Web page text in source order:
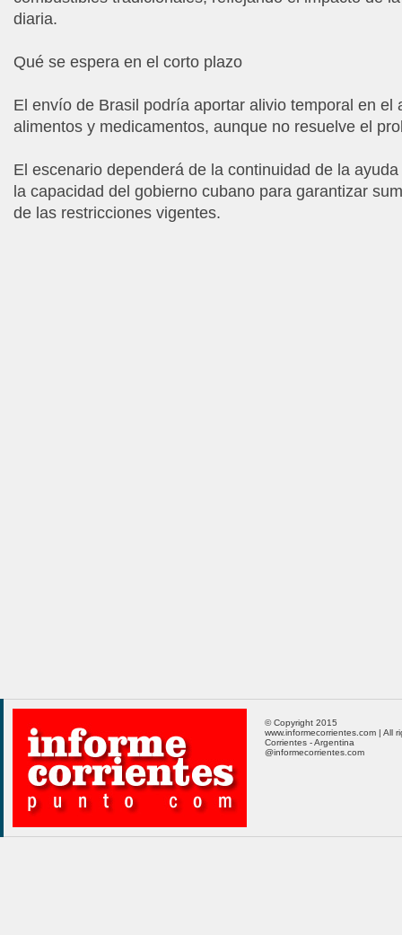
diaria.
Qué se espera en el corto plazo
El envío de Brasil podría aportar alivio temporal en el
alimentos y medicamentos, aunque no resuelve el
El escenario dependerá de la continuidad de la
la capacidad del gobierno cubano para garantizar
de las restricciones vigentes.
© Copyright 2015
www.informecorrientes.com | All
Corrientes - Argentina
@informecorrientes.com